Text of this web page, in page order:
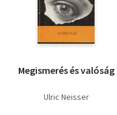
Megismerés és valóság
Ulric Neisser